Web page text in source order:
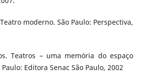
Teatro moderno. São Paulo: Perspectiva,
Teatros – uma memória do espaço
Editora Senac São Paulo, 2002